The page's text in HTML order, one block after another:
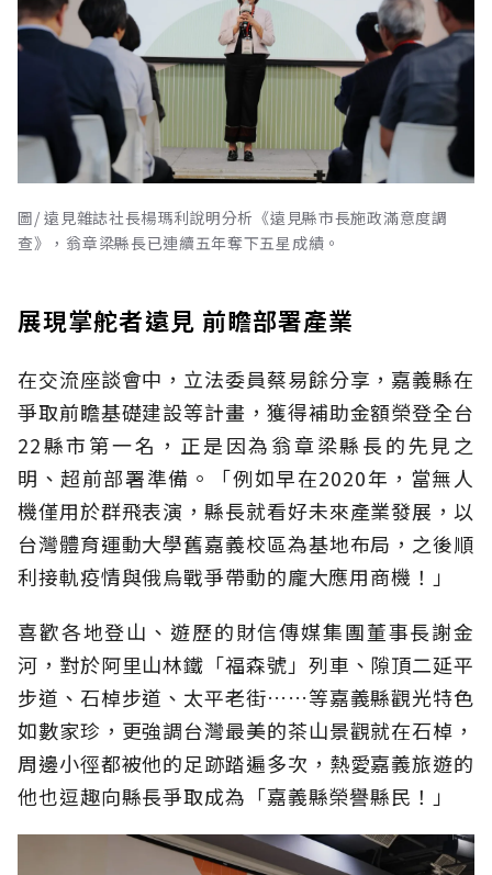
圖/ 遠見雜誌社長楊瑪利說明分析《遠見縣市長施政滿意度調
查》，翁章梁縣長已連續五年奪下五星成績。
展現掌舵者遠見 前瞻部署產業
在交流座談會中，立法委員蔡易餘分享，嘉義縣在
爭取前瞻基礎建設等計畫，獲得補助金額榮登全台
22縣市第一名，正是因為翁章梁縣長的先見之
明、超前部署準備。「例如早在2020年，當無人
機僅用於群飛表演，縣長就看好未來產業發展，以
台灣體育運動大學舊嘉義校區為基地布局，之後順
利接軌疫情與俄烏戰爭帶動的龐大應用商機！」
喜歡各地登山、遊歷的財信傳媒集團董事長謝金
河，對於阿里山林鐵「福森號」列車、隙頂二延平
步道、石棹步道、太平老街……等嘉義縣觀光特色
如數家珍，更強調台灣最美的茶山景觀就在石棹，
周邊小徑都被他的足跡踏遍多次，熱愛嘉義旅遊的
他也逗趣向縣長爭取成為「嘉義縣榮譽縣民！」